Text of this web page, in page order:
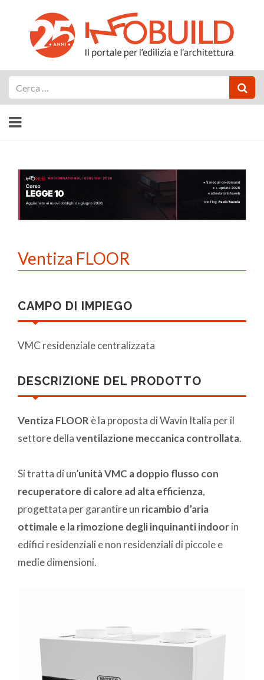
Ventiza FLOOR
CAMPO DI IMPIEGO
VMC residenziale centralizzata
DESCRIZIONE DEL PRODOTTO
Ventiza FLOOR è la proposta di Wavin Italia per il
settore dellaventilazione meccanica controllata.
Si tratta di un’unità VMC a doppio flusso con
recuperatore di calore ad alta efficienza,
progettata per garantire un ricambio d’aria
ottimale e la rimozione degli inquinanti indoorin
edifici residenziali e non residenziali di piccole e
medie dimensioni.